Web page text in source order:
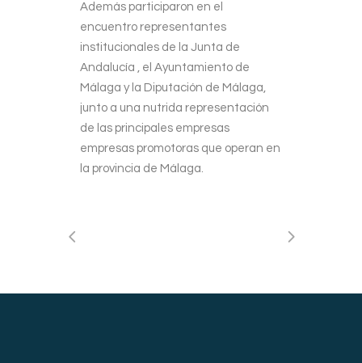
Además participaron en el
encuentro representantes
institucionales de la Junta de
Andalucía , el Ayuntamiento de
Málaga y la Diputación de Málaga,
junto a una nutrida representación
de las principales empresas
empresas promotoras que operan en
la provincia de Málaga.